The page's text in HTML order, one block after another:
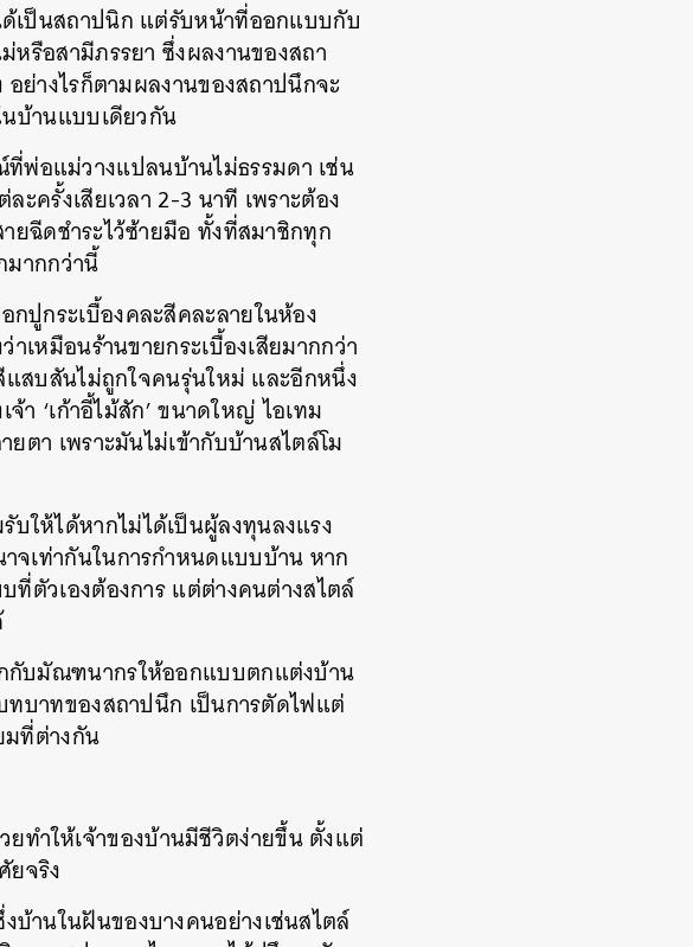
ด้เป็นสถาปนิก แต่รับหน้าที่ออกแบบกับ
รือสามีภรรยา ซึ่งผลงานของสถา
ย่างไรก็ตามผลงานของสถาปนึกจะ
บ้านแบบเดียวกัน
พ่อแม่วางแปลนบ้านไม่ธรรมดา เช่น
ครั้งเสียเวลา 2-3 นาที เพราะต้อง
ยฉีดชำระไว้ซ้ายมือ ทั้งที่สมาชิกทุก
มากกว่านี้
ปูกระเบื้องคละสีคละลายในห้อง
หมือนร้านขายกระเบื้องเสียมากกว่า
สบสันไม่ถูกใจคนรุ่นใหม่ และอีกหนึ่ง
า ‘เก้าอี้ไม้สัก’ ขนาดใหญ่ ไอเทม
า เพราะมันไม่เข้ากับบ้านสไตล์โม
ให้ได้หากไม่ได้เป็นผู้ลงทุนลงแรง
จเท่ากันในการกำหนดแบบบ้าน หาก
ตัวเองต้องการ แต่ต่างคนต่างสไตล์
กับมัณฑนากรให้ออกแบบตกแต่งบ้าน
บาทของสถาปนึก เป็นการตัดไฟแต่
ที่ต่างกัน
ำให้เจ้าของบ้านมีชีวิตง่ายขึ้น ตั้งแต่
ยจริง
านในฝันของบางคนอย่างเช่นสไตล์